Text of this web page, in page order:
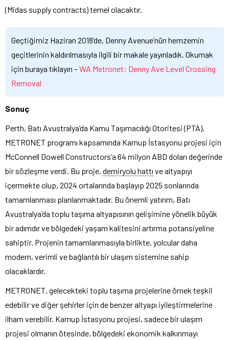
(Midas supply contracts) temel olacaktır.
Geçtiğimiz Haziran 2018’de, Denny Avenue’nün hemzemin
geçitlerinin kaldırılmasıyla ilgili bir makale yayınladık. Okumak
için buraya tıklayın –WA Metronet: Denny Ave Level Crossing
Removal
Sonuç
Perth, Batı Avustralya’da Kamu Taşımacılığı Otoritesi (PTA),
METRONET programı kapsamında Karnup İstasyonu projesi için
McConnell Dowell Constructors’a 64 milyon ABD doları değerinde
bir sözleşme verdi. Bu proje, demiryolu hattı ve altyapıyı
içermekte olup, 2024 ortalarında başlayıp 2025 sonlarında
tamamlanması planlanmaktadır. Bu önemli yatırım, Batı
Avustralya’da toplu taşıma altyapısının gelişimine yönelik büyük
bir adımdır ve bölgedeki yaşam kalitesini artırma potansiyeline
sahiptir. Projenin tamamlanmasıyla birlikte, yolcular daha
modern, verimli ve bağlantılı bir ulaşım sistemine sahip
olacaklardır.
METRONET, gelecekteki toplu taşıma projelerine örnek teşkil
edebilir ve diğer şehirler için de benzer altyapı iyileştirmelerine
ilham verebilir. Karnup İstasyonu projesi, sadece bir ulaşım
projesi olmanın ötesinde, bölgedeki ekonomik kalkınmayı